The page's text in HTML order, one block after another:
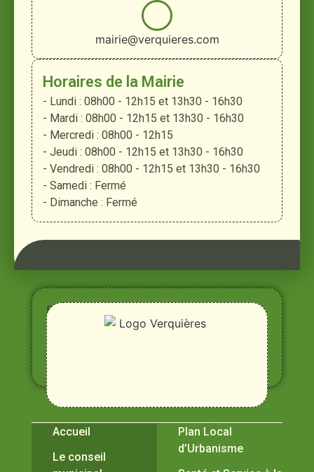
mairie@verquieres.com
Horaires de la Mairie
- Lundi : 08h00 - 12h15 et 13h30 - 16h30
- Mardi : 08h00 - 12h15 et 13h30 - 16h30
- Mercredi : 08h00 - 12h15
- Jeudi : 08h00 - 12h15 et 13h30 - 16h30
- Vendredi : 08h00 - 12h15 et 13h30 - 16h30
- Samedi : Fermé
- Dimanche : Fermé
Entre
Rhône,
Alpilles
et
Durance
Accueil
Le conseil
Plan Local
d’Urbanisme